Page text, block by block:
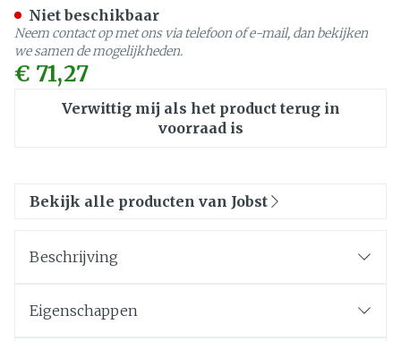
€ 71,27
Verwittig mij als het product terug in
voorraad is
Niet beschikbaar
Neem contact op met ons via telefoon of e-mail, dan bekijken
we samen de mogelijkheden.
Bekijk alle producten van Jobst
Beschrijving
Eigenschappen